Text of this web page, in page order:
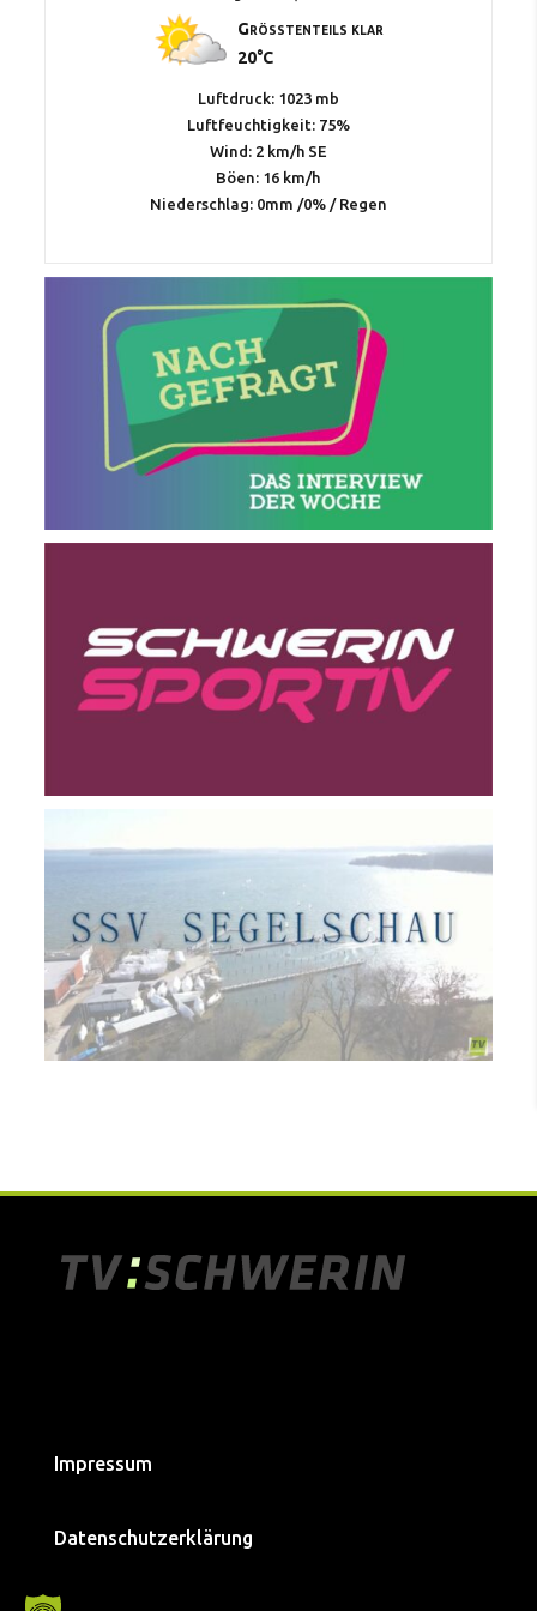
Größtenteils klar
20°C
Luftdruck: 1023 mb
Luftfeuchtigkeit: 75%
Wind: 2 km/h SE
Böen: 16 km/h
Niederschlag: 0mm /0%/ Regen
Impressum
Datenschutzerklärung